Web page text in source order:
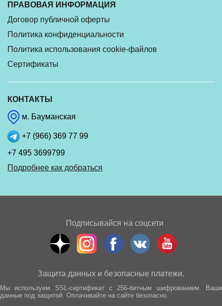
ПРАВОВАЯ ИНФОРМАЦИЯ
Договор публичной оферты
Политика конфиденциальности
Политика использования cookie-файлов
Сертификаты
КОНТАКТЫ
м. Бауманская
+7 (966) 369 77 99
+7 495 3699799
Подробнее как добраться
Подписывайся на соцсети
Защита данных и безопасные платежи.
Мы используем SSL-сертификат с 256-битным шифрованием. Ваши
данные под защитой. Оплачивайте на сайте безопасно.